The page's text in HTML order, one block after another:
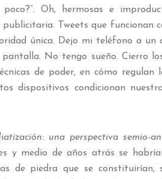
Oh, hermosas e
Tweets que funcionan
única. Dejo mi teléfono a un
No tengo sueño. Cierro
de poder, en cómo regulan
dispositivos condicionan
una perspectiva semio-
y medio de años atrás se
de piedra que se constituirían,